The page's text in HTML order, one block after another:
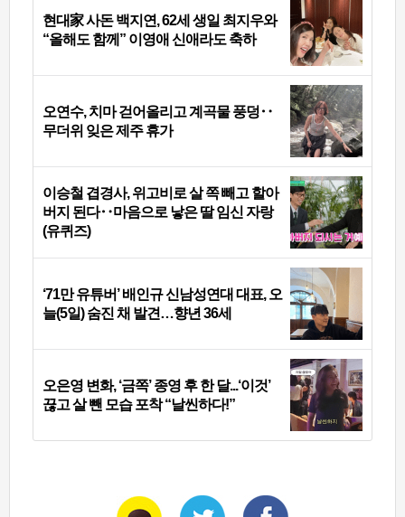
현대家 사돈 백지연, 62세 생일 최지우와
“올해도 함께” 이영애 신애라도 축하
오연수, 치마 걷어올리고 계곡물 풍덩‥
무더위 잊은 제주 휴가
이승철 겹경사, 위고비로 살 쪽 빼고 할아
버지 된다‥마음으로 낳은 딸 임신 자랑
(유퀴즈)
‘71만 유튜버’ 배인규 신남성연대 대표, 오
늘(5일) 숨진 채 발견…향년 36세
오은영 변화, ‘금쪽’ 종영 후 한 달...‘이것’
끊고 살 뺀 모습 포착 “날씬하다!”